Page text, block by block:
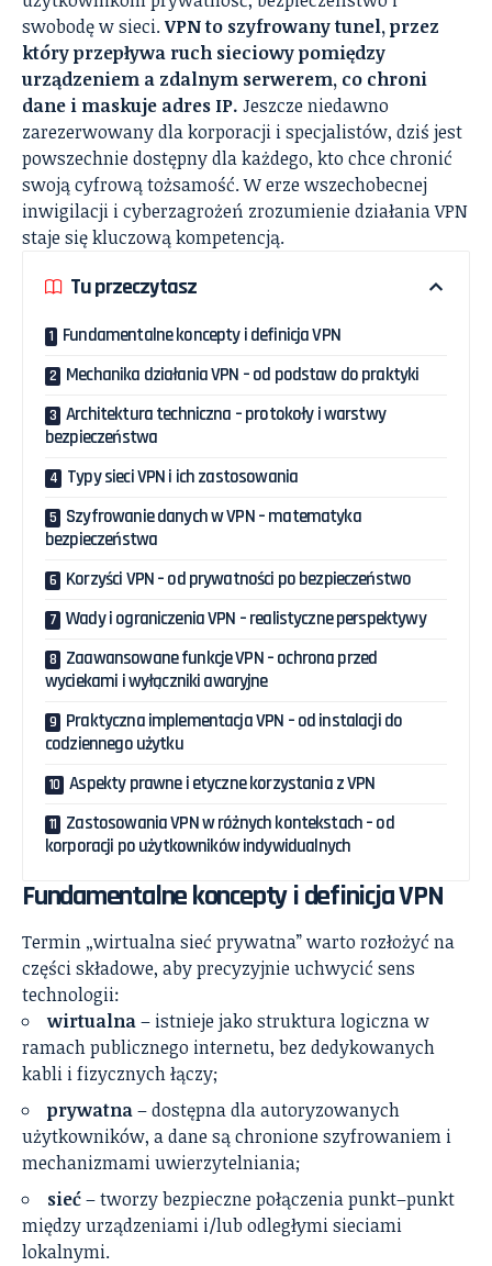
swobodę w sieci.VPN to szyfrowany tunel, przez
który przepływa ruch sieciowy pomiędzy
urządzeniem a zdalnym serwerem, co chroni
dane i maskuje adres IP. Jeszcze niedawno
zarezerwowany dla korporacji i specjalistów, dziś jest
powszechnie dostępny dla każdego, kto chce chronić
swoją cyfrową tożsamość. W erze wszechobecnej
inwigilacji i cyberzagrożeń zrozumienie działania VPN
staje się kluczową kompetencją.
Tu przeczytasz
Fundamentalne koncepty i definicja VPN
Mechanika działania VPN – od podstaw do praktyki
Architektura techniczna – protokoły i warstwy
bezpieczeństwa
Typy sieci VPN i ich zastosowania
Szyfrowanie danych w VPN – matematyka
bezpieczeństwa
Korzyści VPN – od prywatności po bezpieczeństwo
Wady i ograniczenia VPN – realistyczne perspektywy
Zaawansowane funkcje VPN – ochrona przed
wyciekami i wyłączniki awaryjne
Praktyczna implementacja VPN – od instalacji do
codziennego użytku
Aspekty prawne i etyczne korzystania z VPN
Zastosowania VPN w różnych kontekstach – od
korporacji po użytkowników indywidualnych
Fundamentalne koncepty i definicja VPN
Termin „wirtualna sieć prywatna” warto rozłożyć na
części składowe, aby precyzyjnie uchwycić sens
technologii:
wirtualna– istnieje jako struktura logiczna w
ramach publicznego internetu, bez dedykowanych
kabli i fizycznych łączy;
prywatna– dostępna dla autoryzowanych
użytkowników, a dane są chronione szyfrowaniem i
mechanizmami uwierzytelniania;
sieć– tworzy bezpieczne połączenia punkt–punkt
między urządzeniami i/lub odległymi sieciami
lokalnymi.